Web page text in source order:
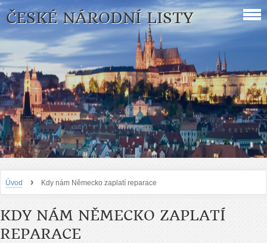
ČESKÉ NÁRODNÍ LISTY
Úvod › Kdy nám Německo zaplatí reparace
KDY NÁM NĚMECKO ZAPLATÍ
REPARACE